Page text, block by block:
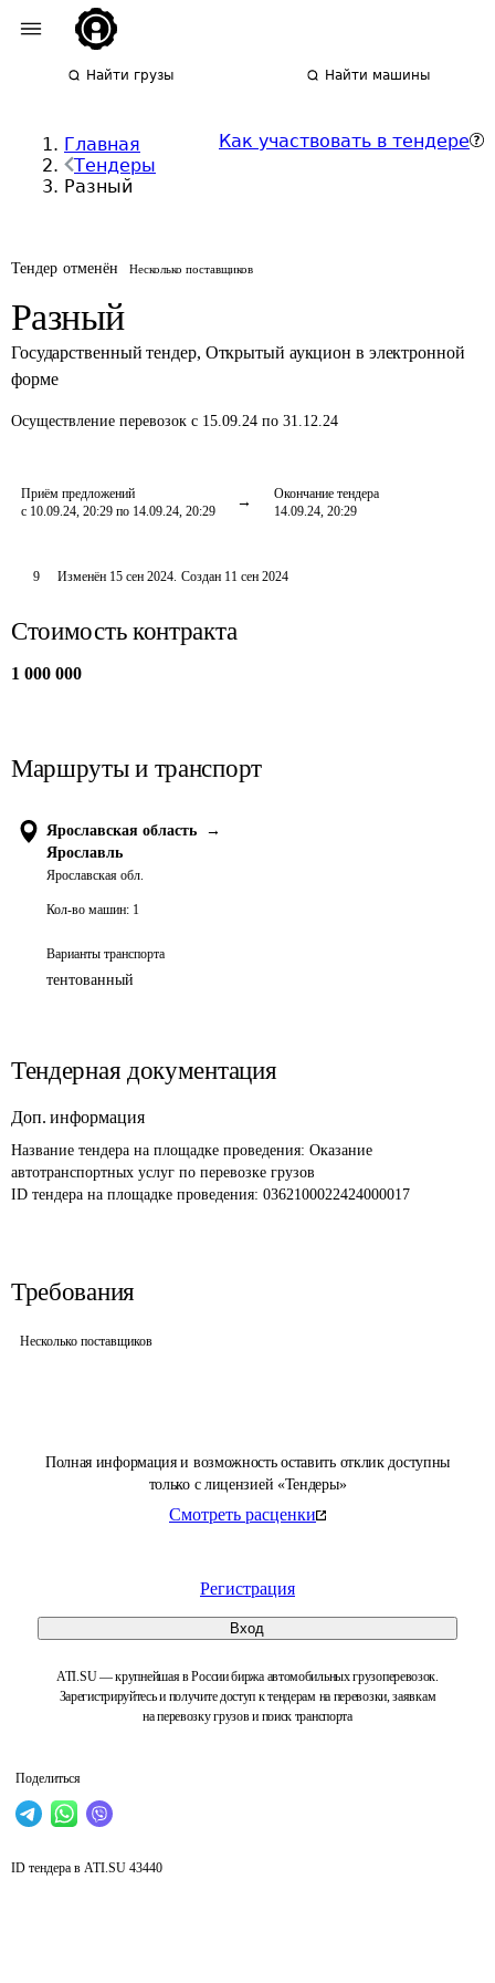
Найти грузы Найти машины
Главная
Тендеры
Разный
Как участвовать в тендере
Тендер отменён Несколько поставщиков
Разный
Государственный тендер, Открытый аукцион в электронной
форме
Осуществление перевозок с 15.09.24 по 31.12.24
Приём предложений
с 10.09.24, 20:29 по 14.09.24, 20:29
Окончание тендера
14.09.24, 20:29
Полная информация и возможность оставить отклик доступны
только с лицензией «Тендеры»
Смотреть расценки
Регистрация
Вход
ATI.SU — крупнейшая в России биржа автомобильных грузоперевозок.
Зарегистрируйтесь и получите доступ к тендерам на перевозки, заявкам
на перевозку грузов и поиск транспорта
Поделиться
9 Изменён 15 сен 2024. Создан 11 сен 2024
Стоимость контракта
1 000 000
Маршруты и транспорт
Ярославская область
→
Ярославль
Ярославская обл.
Кол-во машин: 1
Варианты транспорта
тентованный
Тендерная документация
Доп. информация
Название тендера на площадке проведения: Оказание
автотранспортных услуг по перевозке грузов
ID тендера на площадке проведения: 0362100022424000017
Требования
Несколько поставщиков
ID тендера в ATI.SU 43440